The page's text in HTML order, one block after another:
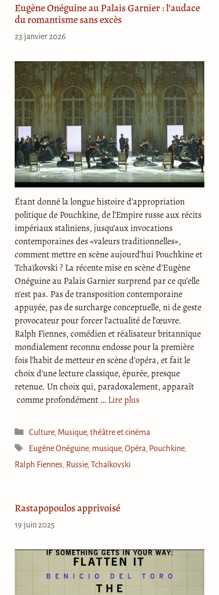
Eugène Onéguine au Palais Garnier : l’audace
du romantisme sans excès
23 janvier 2026
Étant donné la longue histoire d’appropriation
politique de Pouchkine, de l’Empire russe aux récits
impériaux staliniens, jusqu’aux invocations
contemporaines des «valeurs traditionnelles»,
comment mettre en scène aujourd’hui Pouchkine et
Tchaïkovski ? La récente mise en scène d’Eugène
Onéguine au Palais Garnier surprend par ce qu’elle
n’est pas. Pas de transposition contemporaine
appuyée, pas de surcharge conceptuelle, ni de geste
provocateur pour forcer l’actualité de l’œuvre.
Ralph Fiennes, comédien et réalisateur britannique
mondialement reconnu endosse pour la première
fois l’habit de metteur en scène d’opéra, et fait le
choix d’une lecture classique, épurée, presque
retenue. Un choix qui, paradoxalement, apparaît
comme profondément … Lire plus
Catégories
Culture, Musique, théâtre et cinéma
Étiquettes
Eugène Onéguine, musique,Opéra Pouchkine,
Ralph Fiennes Russie, Tchaïkovski
Rastapopoulos apprivoisé
19 juin 2025